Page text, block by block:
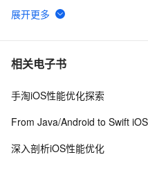
6 环信 3.0 iOS 客户端的集成
7 【转】适配iOS9系统
8 从Unity开发到移动平台制胜
打造爆款手游不是梦——性
全包含
相关电子书
手淘iOS性能优化探索
From Java/Android to Swift iOS
深入剖析iOS性能优化